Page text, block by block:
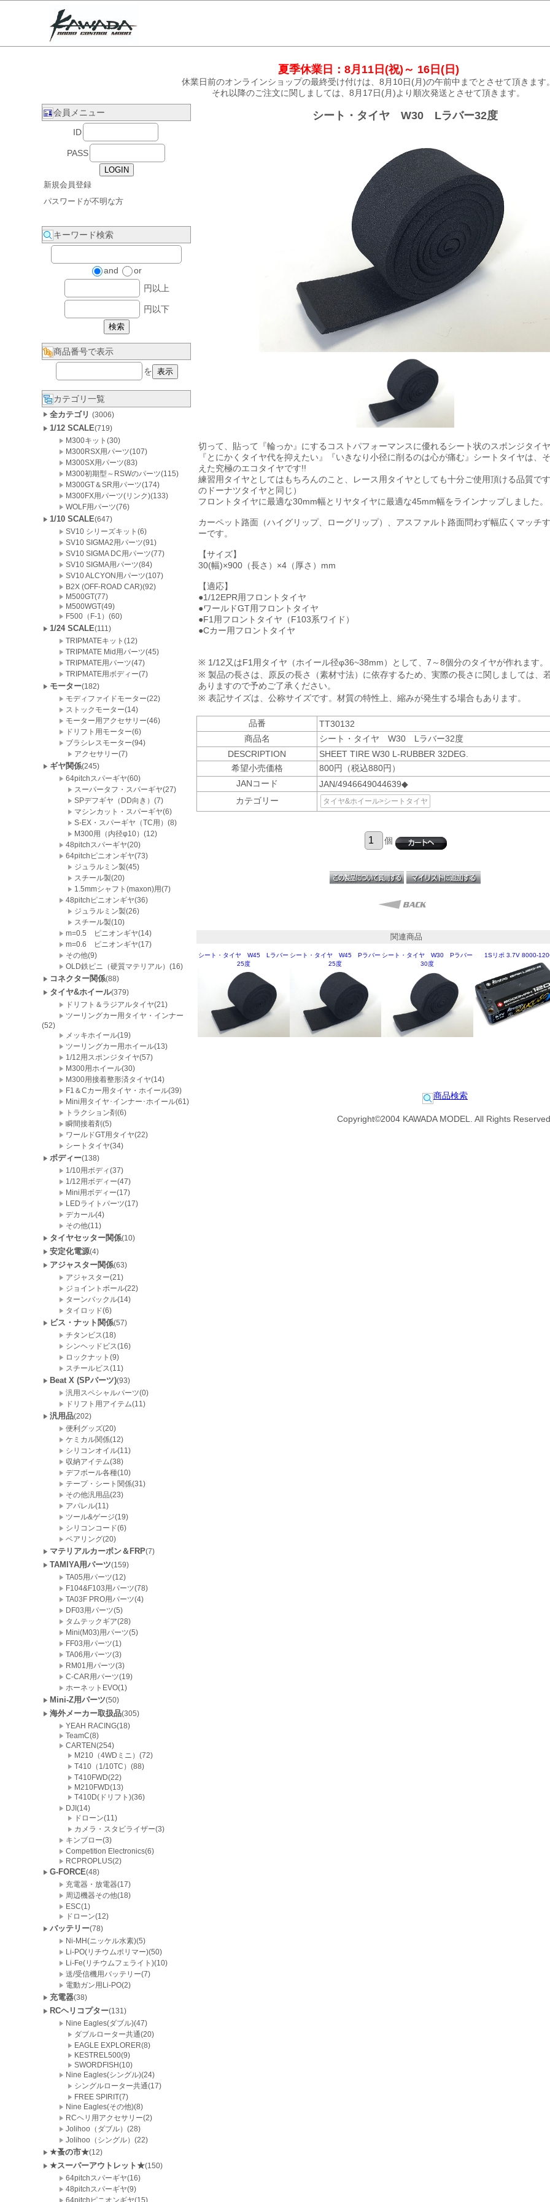
夏季休業日：8月11日(祝)～ 16日(日)
休業日前のオンラインショップの最終受け付けは、8月10日(月)の午前中までとさせて頂きます
それ以降のご注文に関しましては、8月17日(月)より順次発送とさせて頂きます。
会員メニュー
ID
PASS
新規会員登録
パスワードが不明な方
キーワード検索
and
or
円以上
円以下
商品番号で表示
を
カテゴリ一覧
全カテゴリ (3006)
1/12 SCALE(719)
M300キット(30)
M300RSX用パーツ(107)
M300SX用パーツ(83)
M300初期型～RSWのパーツ(115)
M300GT＆SR用パーツ(174)
M300FX用パーツ(リンク)(133)
WOLF用パーツ(76)
1/10 SCALE(647)
SV10 シリーズキット(6)
SV10 SIGMA2用パーツ(91)
SV10 SIGMA DC用パーツ(77)
SV10 SIGMA用パーツ(84)
SV10 ALCYON用パーツ(107)
B2X (OFF-ROAD CAR)(92)
M500GT(77)
M500WGT(49)
F500（F-1）(60)
1/24 SCALE(111)
TRIPMATEキット(12)
TRIPMATE Mid用パーツ(45)
TRIPMATE用パーツ(47)
TRIPMATE用ボディー(7)
モーター(182)
モディファイドモーター(22)
ストックモーター(14)
モーター用アクセサリー(46)
ドリフト用モーター(6)
ブラシレスモーター(94)
アクセサリー(7)
ギヤ関係(245)
64pitchスパーギヤ(60)
スーパータフ・スパーギヤ(27)
SPデフギヤ（DD向き）(7)
マシンカット・スパーギヤ(6)
S-EX・スパーギヤ（TC用）(8)
M300用（内径φ10）(12)
48pitchスパーギヤ(20)
64pitchピニオンギヤ(73)
ジュラルミン製(45)
スチール製(20)
1.5mmシャフト(maxon)用(7)
48pitchピニオンギヤ(36)
ジュラルミン製(26)
スチール製(10)
m=0.5 ピニオンギヤ(14)
m=0.6 ピニオンギヤ(17)
その他(9)
OLD鉄ピニ（硬質マテリアル）(16)
コネクター関係(88)
タイヤ&ホイール(379)
ドリフト＆ラジアルタイヤ(21)
ツーリングカー用タイヤ・インナー
(52)
メッキホイール(19)
ツーリングカー用ホイール(13)
1/12用スポンジタイヤ(57)
M300用ホイール(30)
M300用接着整形済タイヤ(14)
F1＆Cカー用タイヤ・ホイール(39)
Mini用タイヤ･インナー･ホイール(61)
トラクション剤(6)
瞬間接着剤(5)
ワールドGT用タイヤ(22)
シートタイヤ(34)
ボディー(138)
1/10用ボディ(37)
1/12用ボディー(47)
Mini用ボディー(17)
LEDライトパーツ(17)
デカール(4)
その他(11)
タイヤセッター関係(10)
安定化電源(4)
アジャスター関係(63)
アジャスター(21)
ジョイントボール(22)
ターンバックル(14)
タイロッド(6)
ビス・ナット関係(57)
チタンビス(18)
シンヘッドビス(16)
ロックナット(9)
スチールビス(11)
Beat X (SPパーツ)(93)
汎用スペシャルパーツ(0)
ドリフト用アイテム(11)
汎用品(202)
便利グッズ(20)
ケミカル関係(12)
シリコンオイル(11)
収納アイテム(38)
デフボール各種(10)
テープ・シート関係(31)
その他汎用品(23)
アパレル(11)
ツール&ゲージ(19)
シリコンコード(6)
ベアリング(20)
マテリアルカーボン＆FRP(7)
TAMIYA用パーツ(159)
TA05用パーツ(12)
F104&F103用パーツ(78)
TA03F PRO用パーツ(4)
DF03用パーツ(5)
タムテックギア(28)
Mini(M03)用パーツ(5)
FF03用パーツ(1)
TA06用パーツ(3)
RM01用パーツ(3)
C-CAR用パーツ(19)
ホーネットEVO(1)
Mini-Z用パーツ(50)
海外メーカー取扱品(305)
YEAH RACING(18)
TeamC(8)
CARTEN(254)
M210（4WDミニ）(72)
T410（1/10TC）(88)
T410FWD(22)
M210FWD(13)
T410D(ドリフト)(36)
DJI(14)
ドローン(11)
カメラ・スタビライザー(3)
キンブロー(3)
Competition Electronics(6)
RCPROPLUS(2)
G-FORCE(48)
充電器・放電器(17)
周辺機器その他(18)
ESC(1)
ドローン(12)
バッテリー(78)
Ni-MH(ニッケル水素)(5)
Li-PO(リチウムポリマー)(50)
Li-Fe(リチウムフェライト)(10)
送/受信機用バッテリー(7)
電動ガン用Li-PO(2)
充電器(38)
RCヘリコプター(131)
Nine Eagles(ダブル)(47)
ダブルローター共通(20)
EAGLE EXPLORER(8)
KESTREL500(9)
SWORDFISH(10)
Nine Eagles(シングル)(24)
シングルローター共通(17)
FREE SPIRIT(7)
Nine Eagles(その他)(8)
RCヘリ用アクセサリー(2)
Jolihoo（ダブル）(28)
Jolihoo（シングル）(22)
★蚤の市★(12)
★スーパーアウトレット★(150)
64pitchスパーギヤ(16)
48pitchスパーギヤ(9)
64pitchピニオンギヤ(15)
シート・タイヤ W30 Lラバー32度
切って、貼って『輪っか』にするコストパフォーマンスに優れるシート状のスポンジタイ
『とにかくタイヤ代を抑えたい』『いきなり小径に削るのは心が痛む』シートタイヤは、
えた究極のエコタイヤです!!
練習用タイヤとしてはもちろんのこと、レース用タイヤとしても十分ご使用頂ける品質で
のドーナツタイヤと同じ）
フロントタイヤに最適な30mm幅とリヤタイヤに最適な45mm幅をラインナップしました。
カーペット路面（ハイグリップ、ローグリップ）、アスファルト路面問わず幅広くマッチ
ーです。
【サイズ】
30(幅)×900（長さ）×4（厚さ）mm
【適応】
●1/12EPR用フロントタイヤ
●ワールドGT用フロントタイヤ
●F1用フロントタイヤ（F103系ワイド）
●Cカー用フロントタイヤ
※ 1/12又はF1用タイヤ（ホイール径φ36~38mm）として、7～8個分のタイヤが作れます。
※ 製品の長さは、原反の長さ（素材寸法）に依存するため、実際の長さに関しましては、
ありますので予めご了承ください。
※ 表記サイズは、公称サイズです。材質の特性上、縮みが発生する場合もあります。
品番
TT30132
商品名
シート・タイヤ W30 Lラバー32度
DESCRIPTION
SHEET TIRE W30 L-RUBBER 32DEG.
希望小売価格
800円（税込880円）
JANコード
JAN/4946649044639◆
カテゴリー
タイヤ&ホイール>シートタイヤ
個
関連商品
シート・タイヤ W45 Lラバー
25度
シート・タイヤ W45 Pラバー
25度
シート・タイヤ W30 Pラバー
30度
1Sリポ 3.7V 8000-
商品検索
Copyright©2004 KAWADA MODEL. All Rights